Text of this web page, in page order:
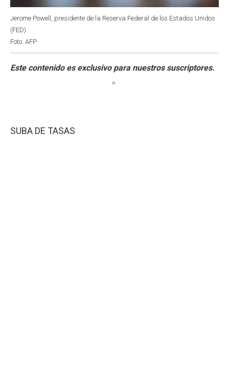
Jerome Powell, presidente de la Reserva Federal de los Estados Unidos
(FED).
Foto: AFP
SUBA DE TASAS